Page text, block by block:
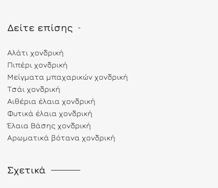
Δείτε επίσης
Αλάτι χονδρική
Πιπέρι χονδρική
Μείγματα μπαχαρικών χονδρική
Τσάι χονδρική
Αιθέρια έλαια χονδρική
Φυτικά έλαια χονδρική
Έλαια Βάσης χονδρική
Αρωματικά βότανα χονδρική
Σχετικά